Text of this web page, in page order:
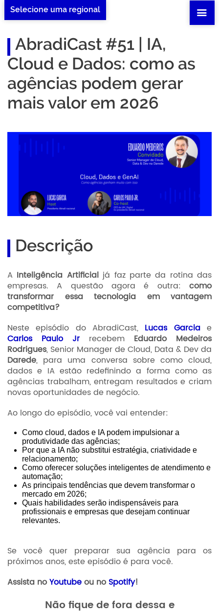
Selecione uma regional
AbradiCast #51 | IA,
Cloud e Dados: como as
agências podem gerar
mais valor em 2026
Descrição
A Inteligência Artificialjá faz parte da rotina das
empresas. A questão agora é outra: como
transformar essa tecnologia em vantagem
competitiva?
Neste episódio do AbradiCast, Lucas Garciae
Carlos Paulo Jr recebem Eduardo Medeiros
Rodrigues, Senior Manager de Cloud, Data & Dev da
Darede, para uma conversa sobre como cloud,
dados e IA estão redefinindo a forma como as
agências trabalham, entregam resultados e criam
novas oportunidades de negócio.
Ao longo do episódio, você vai entender:
Como cloud, dados e IA podem impulsionar a
produtividade das agências;
Por que a IA não substitui estratégia, criatividade e
relacionamento;
Como oferecer soluções inteligentes de atendimento e
automação;
As principais tendências que devem transformar o
mercado em 2026;
Quais habilidades serão indispensáveis para
profissionais e empresas que desejam continuar
relevantes.
Se você quer preparar sua agência para os
próximos anos, este episódio é para você.
Assista noYoutubeou no Spotify!
Não fique de fora dessa e